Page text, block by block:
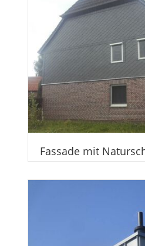
Fassade mit